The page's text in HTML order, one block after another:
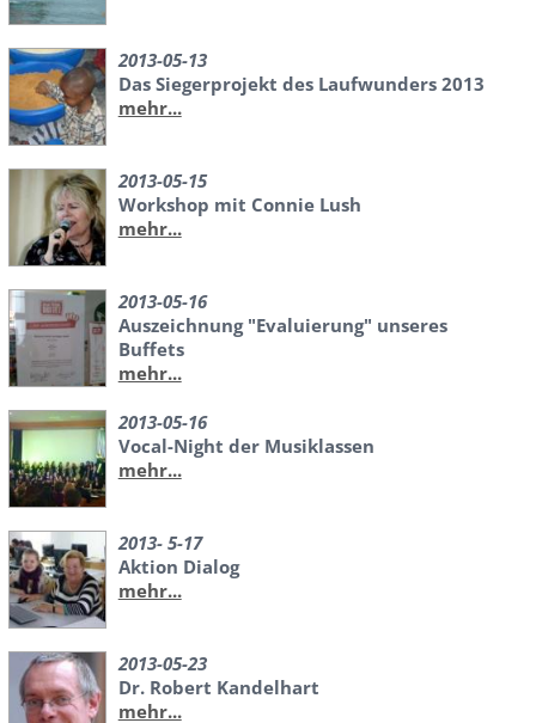
2013-05-13
Das Siegerprojekt des Laufwunders 2013
mehr...
2013-05-15
Workshop mit Connie Lush
mehr...
2013-05-16
Auszeichnung "Evaluierung" unseres
Buffets
mehr...
2013-05-16
Vocal-Night der Musiklassen
mehr...
2013- 5-17
Aktion Dialog
mehr...
2013-05-23
Dr. Robert Kandelhart
mehr...